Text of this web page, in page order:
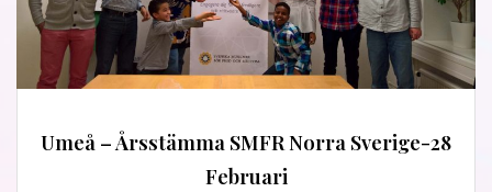
Umeå – Årsstämma SMFR Norra Sverige-28
Februari